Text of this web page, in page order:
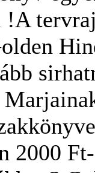
!A
2000